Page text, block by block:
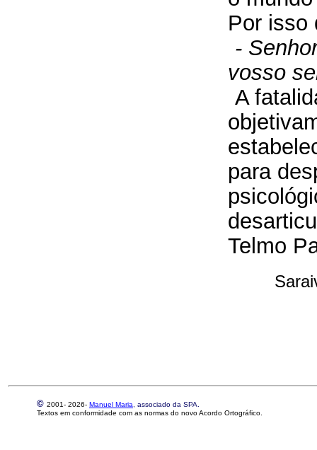
Por isso
-
vosso
A
para
Telmo
© 2001- 2026- Manuel Maria , associado da SPA.
Textos em conformidade com as normas do novo Acordo Ortográfico.